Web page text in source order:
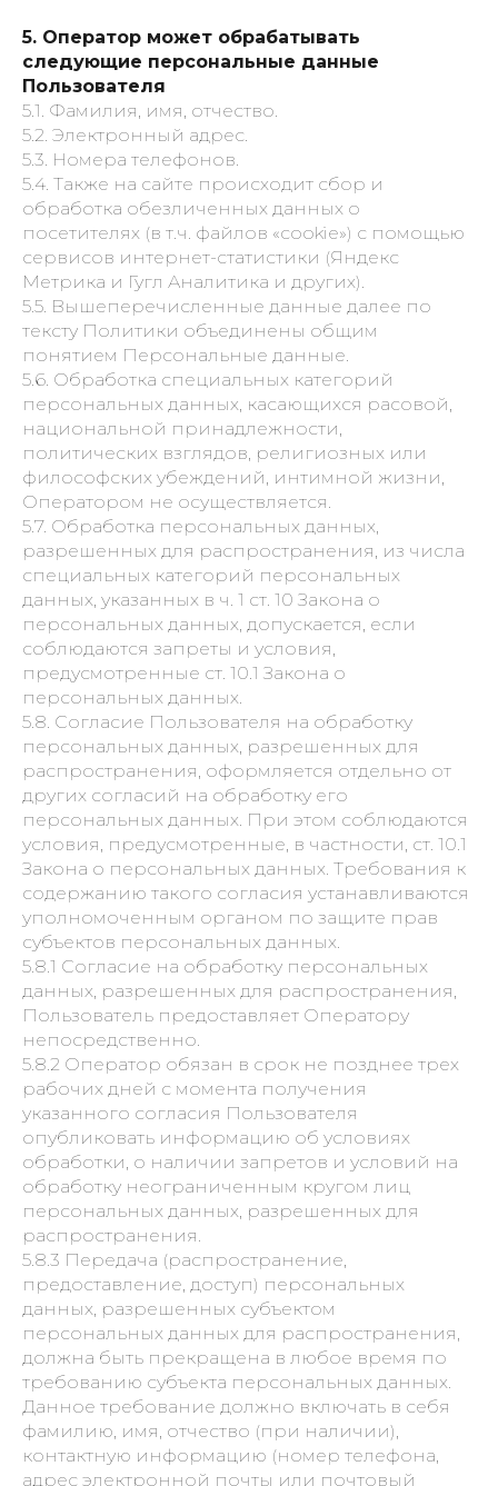
5. Оператор может обрабатывать
следующие персональные данные
Пользователя
5.1. Фамилия, имя, отчество.
5.2. Электронный адрес.
5.3. Номера телефонов.
5.4. Также на сайте происходит сбор и
обработка обезличенных данных о
посетителях (в т.ч. файлов «cookie») с помощью
сервисов интернет-статистики (Яндекс
Метрика и Гугл Аналитика и других).
5.5. Вышеперечисленные данные далее по
тексту Политики объединены общим
понятием Персональные данные.
5.6. Обработка специальных категорий
персональных данных, касающихся расовой,
национальной принадлежности,
политических взглядов, религиозных или
философских убеждений, интимной жизни,
Оператором не осуществляется.
5.7. Обработка персональных данных,
разрешенных для распространения, из числа
специальных категорий персональных
данных, указанных в ч. 1 ст. 10 Закона о
персональных данных, допускается, если
соблюдаются запреты и условия,
предусмотренные ст. 10.1 Закона о
персональных данных.
5.8. Согласие Пользователя на обработку
персональных данных, разрешенных для
распространения, оформляется отдельно от
других согласий на обработку его
персональных данных. При этом соблюдаются
условия, предусмотренные, в частности, ст. 10.1
Закона о персональных данных. Требования к
содержанию такого согласия устанавливаются
уполномоченным органом по защите прав
субъектов персональных данных.
5.8.1 Согласие на обработку персональных
данных, разрешенных для распространения,
Пользователь предоставляет Оператору
непосредственно.
5.8.2 Оператор обязан в срок не позднее трех
рабочих дней с момента получения
указанного согласия Пользователя
опубликовать информацию об условиях
обработки, о наличии запретов и условий на
обработку неограниченным кругом лиц
персональных данных, разрешенных для
распространения.
5.8.3 Передача (распространение,
предоставление, доступ) персональных
данных, разрешенных субъектом
персональных данных для распространения,
должна быть прекращена в любое время по
требованию субъекта персональных данных.
Данное требование должно включать в себя
фамилию, имя, отчество (при наличии),
контактную информацию (номер телефона,
адрес электронной почты или почтовый